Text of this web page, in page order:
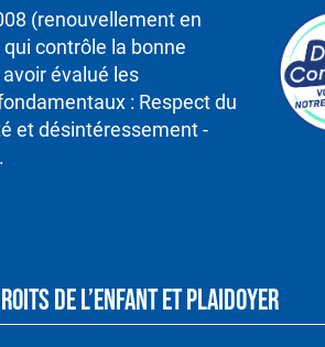
(renouvellement en
contrôle la bonne
évalué les
: Respect du
et désintéressement -
DE L’ENFANT ET PLAIDOYER